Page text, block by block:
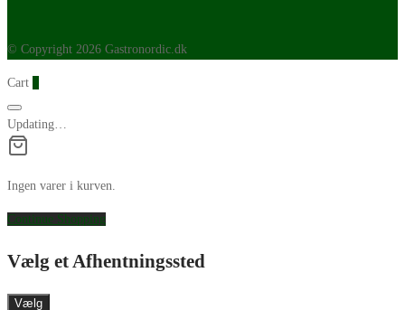
© Copyright 2026 Gastronordic.dk
Cart
Updating…
Ingen varer i kurven.
Continue Shopping
Vælg et Afhentningssted
Vælg